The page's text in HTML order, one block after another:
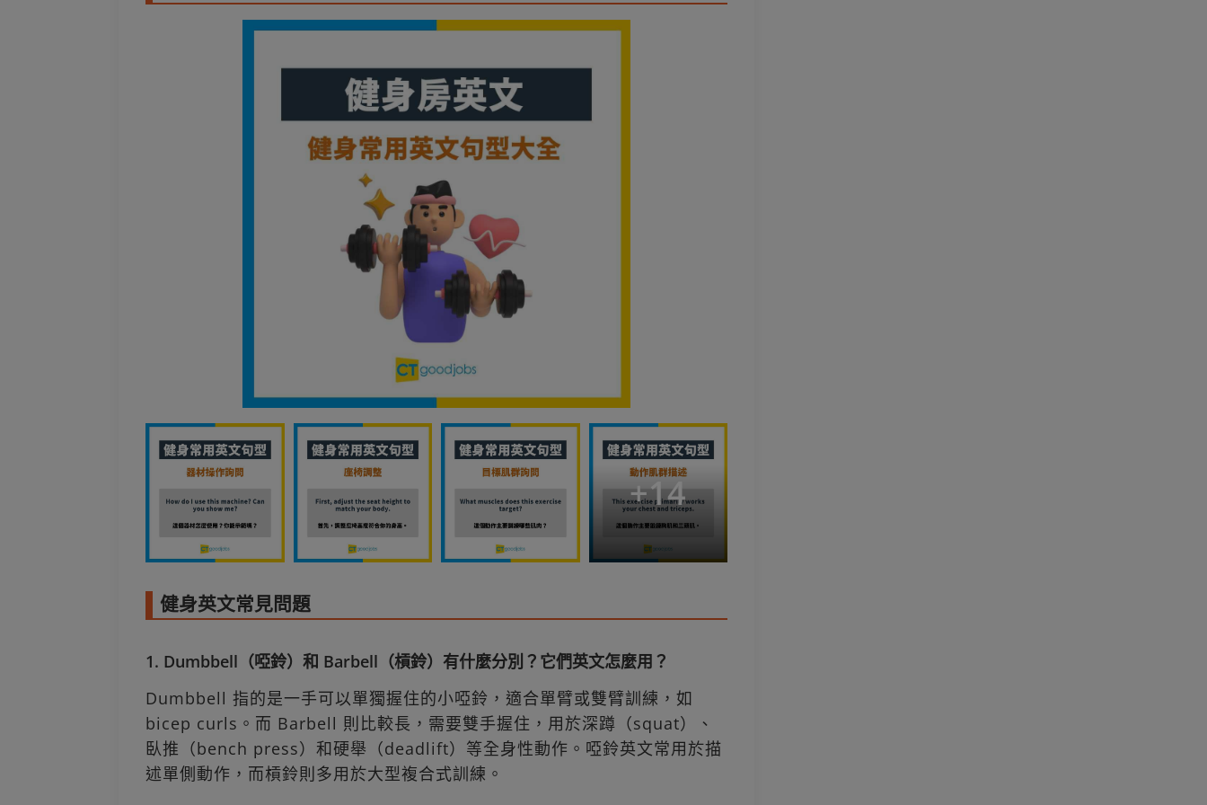
+14
健身英文常見問題
1. Dumbbell（啞鈴）和 Barbell（槓鈴）有什麼分別？它們英文怎麼用？
Dumbbell 指的是一手可以單獨握住的小啞鈴，適合單臂或雙臂訓練，如
bicep curls。而 Barbell 則比較長，需要雙手握住，用於深蹲（squat）、
臥推（bench press）和硬舉（deadlift）等全身性動作。啞鈴英文常用於描
述單側動作，而槓鈴則多用於大型複合式訓練。